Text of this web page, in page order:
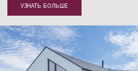
УЗНАТЬ БОЛЬШЕ